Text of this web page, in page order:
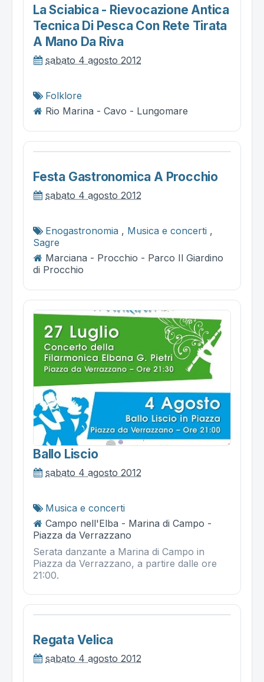
La Sciabica - Rievocazione Antica
Tecnica Di Pesca Con Rete Tirata
A Mano Da Riva
sabato 4 agosto 2012
Folklore
Rio Marina - Cavo - Lungomare
Festa Gastronomica A Procchio
sabato 4 agosto 2012
Enogastronomia , Musica e concerti ,
Sagre
Marciana - Procchio - Parco Il Giardino
di Procchio
Ballo Liscio
sabato 4 agosto 2012
Musica e concerti
Campo nell'Elba - Marina di Campo -
Piazza da Verrazzano
Serata danzante a Marina di Campo in
Piazza da Verrazzano, a partire dalle ore
21:00.
Regata Velica
sabato 4 agosto 2012